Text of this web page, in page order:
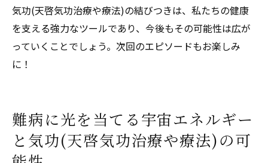
気功(天啓気功治療や療法)の結びつきは、私たちの健康
を支える強力なツールであり、今後もその可能性は広が
っていくことでしょう。次回のエピソードもお楽しみ
に！
難病に光を当てる宇宙エネルギー
と気功(天啓気功治療や療法)の可